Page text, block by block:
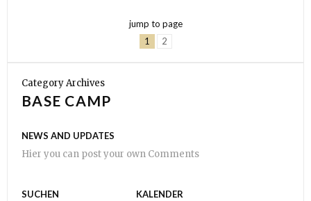
jump to page
1
2
Category Archives
BASE CAMP
NEWS AND UPDATES
Hier you can post your own Comments
SUCHEN
KALENDER